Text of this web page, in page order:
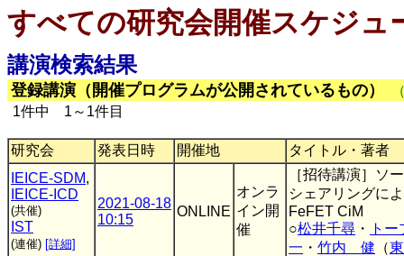
すべての研究会開催スケジュ
講演検索結果
登録講演（開催プログラムが公開されているもの）
1件中 1～1件目
研究会 発表日時 開催地
タイトル・著者
IEICE-SDM,
IEICE-ICD
(共催)
IST
(連催) [詳細]
2021-08-18
10:15
ONLINE
オンラ
イン開
催
［招待講演］ソ
シェアリングに
FeFET CiM
○松井千尋 ・
ト
一 ・ 竹内 健 （